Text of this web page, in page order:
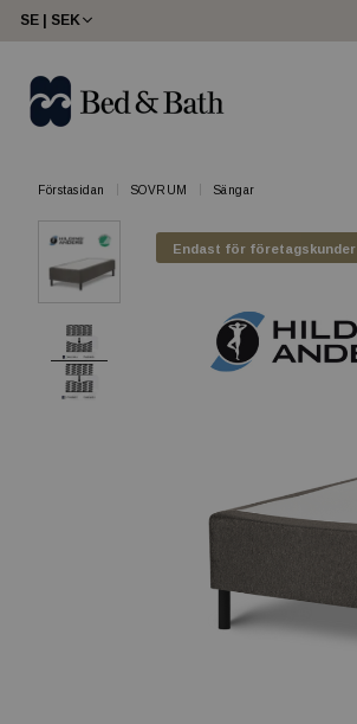
SE | SEK
Förstasidan SOVRUM Sängar
Endast för företagskunder